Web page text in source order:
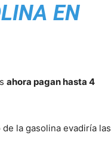
EN
ahora pagan hasta 4
la gasolina evadiría las